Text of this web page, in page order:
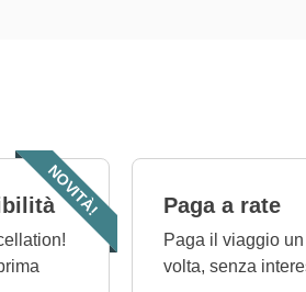
NOVITÀ! Paga a rate
Paga il viaggio
volta, senza